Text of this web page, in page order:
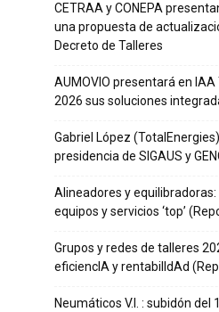
CETRAA y CONEPA
una propuesta de
Decreto de Talleres
AUMOVIO presentará en
2026 sus soluciones
Gabriel López
presidencia de SIGAUS y
Alineadores y
equipos y servicios ‘top’
Grupos y redes de talleres
eficiencIA y rentabilIdAd
Neumáticos V.I. : subidón del